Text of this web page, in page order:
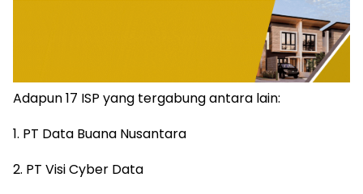
Adapun 17 ISP yang tergabung antara lain:
1. PT Data Buana Nusantara
2. PT Visi Cyber Data